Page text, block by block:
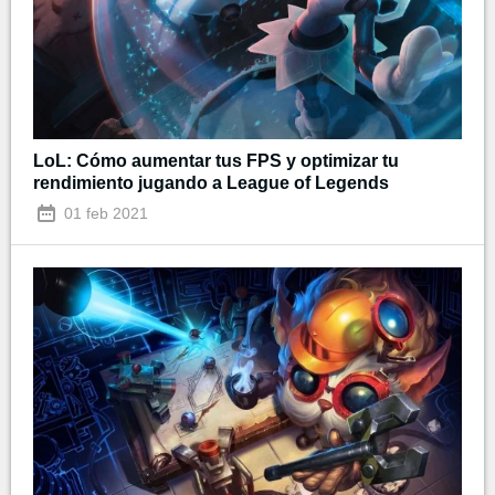
LoL: Cómo aumentar tus FPS y optimizar tu
rendimiento jugando a League of Legends
01 feb 2021